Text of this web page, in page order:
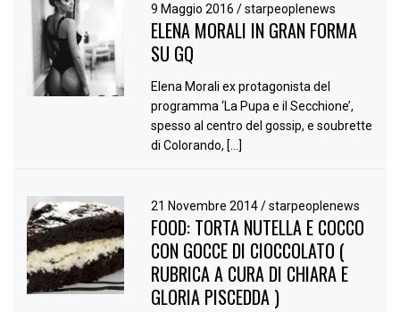
9 Maggio 2016/ starpeoplenews
ELENA MORALI IN GRAN FORMA
SU GQ
Elena Morali ex protagonista del
programma ‘La Pupa e il Secchione’,
spesso al centro del gossip, e soubrette
di Colorando, […]
21 Novembre 2014/ starpeoplenews
FOOD: TORTA NUTELLA E COCCO
CON GOCCE DI CIOCCOLATO (
RUBRICA A CURA DI CHIARA E
GLORIA PISCEDDA )